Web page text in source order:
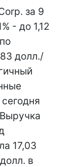
за 9
- до 1,12
долл./
17,03
в